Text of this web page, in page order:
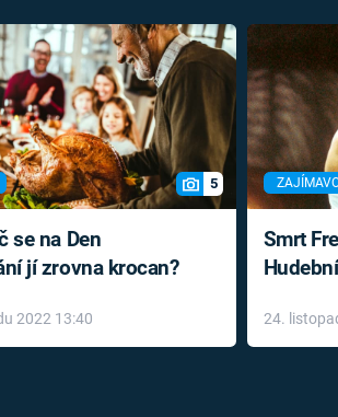
5
se na Den
jí zrovna krocan?
2022 13:40
Smrt
léky
24.